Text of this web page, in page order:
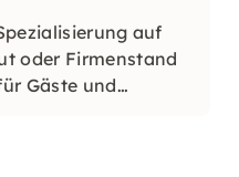
auf
oder Firmenstand
Gäste und